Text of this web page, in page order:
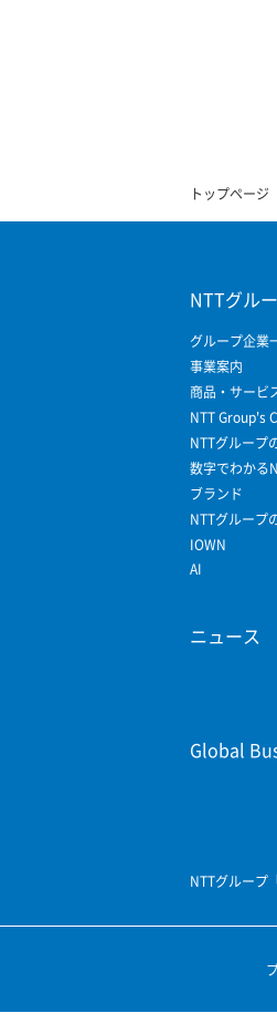
トップページ
NTTグル
グループ企業
事業案内
商品・サービ
NTT Group's
NTTグループ
数字でわかる
ブランド
NTTグループ
IOWN
AI
ニュース
Global
NTTグループ